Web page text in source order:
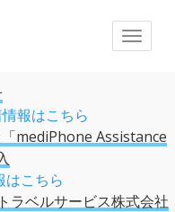
報はこちら
mediPhone Assistance
こちら
ラベルサービス株式会社